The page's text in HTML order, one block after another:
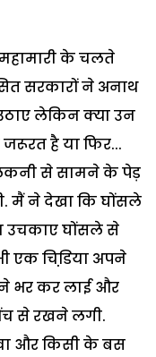
के चलते
सरकारों ने अनाथ
लेकिन क्या उन
है या फिर...
से सामने के पेड़
मैं ने देखा कि घोंसले
उचकाए घोंसले से
एक चिडि़या अपने
भर कर लाई और
से रखने लगी.
और किसी के बस